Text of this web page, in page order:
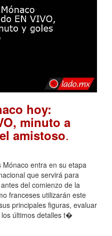
hoy:
minuto a
amistoso.
entra en su etapa
que servirá para
del comienzo de la
franceses utilizarán este
principales figuras, evaluar
últimos detalles t�